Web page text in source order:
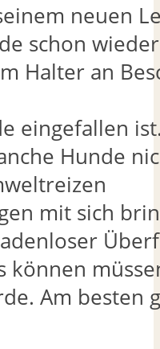
neuen
schon
Halter an
eingefallen
Hunde
mit sich
können
Am besten